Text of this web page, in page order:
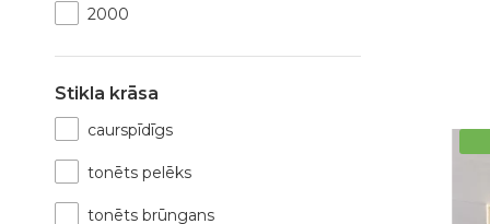
2000
Stikla krāsa
caurspīdīgs
tonēts pelēks
tonēts brūngans